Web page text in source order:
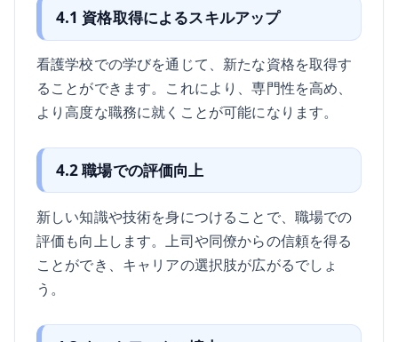
4.1 資格取得によるスキルアップ
看護学校での学びを通じて、新たな資格を取得す
ることができます。これにより、専門性を高め、
より高度な職務に就くことが可能になります。
4.2 職場での評価向上
新しい知識や技術を身につけることで、職場での
評価も向上します。上司や同僚からの信頼を得る
ことができ、キャリアの選択肢が広がるでしょ
う。